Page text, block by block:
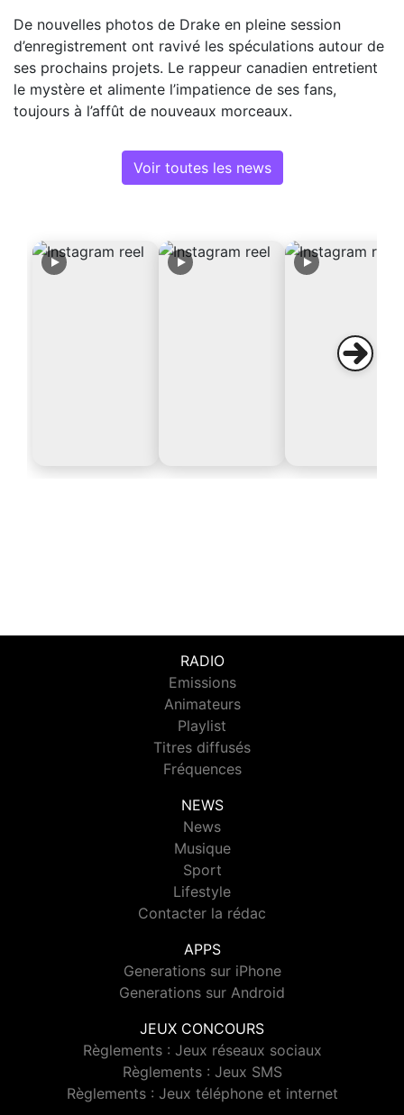
De nouvelles photos de Drake en pleine session
d’enregistrement ont ravivé les spéculations autour de
ses prochains projets. Le rappeur canadien entretient
le mystère et alimente l’impatience de ses fans,
toujours à l’affût de nouveaux morceaux.
Voir toutes les news
RADIO
Emissions
Animateurs
Playlist
Titres diffusés
Fréquences
NEWS
News
Musique
Sport
Lifestyle
Contacter la rédac
APPS
Generations sur iPhone
Generations sur Android
JEUX CONCOURS
Règlements : Jeux réseaux sociaux
Règlements : Jeux SMS
Règlements : Jeux téléphone et internet